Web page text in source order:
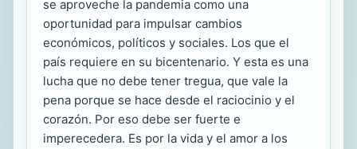
se aproveche la pandemia como una
oportunidad para impulsar cambios
económicos, políticos y sociales. Los que el
país requiere en su bicentenario. Y esta es una
lucha que no debe tener tregua, que vale la
pena porque se hace desde el raciocinio y el
corazón. Por eso debe ser fuerte e
imperecedera. Es por la vida y el amor a los